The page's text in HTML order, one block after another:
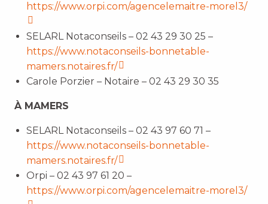
https://www.orpi.com/agencelemaitre-morel3/
SELARL Notaconseils – 02 43 29 30 25 –
https://www.notaconseils-bonnetable-
mamers.notaires.fr/
Carole Porzier – Notaire – 02 43 29 30 35
À MAMERS
SELARL Notaconseils – 02 43 97 60 71 –
https://www.notaconseils-bonnetable-
mamers.notaires.fr/
Orpi – 02 43 97 61 20 –
https://www.orpi.com/agencelemaitre-morel3/